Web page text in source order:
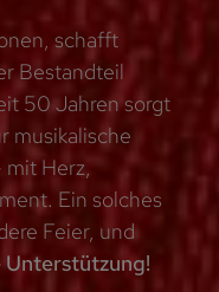
schafft
Bestandteil
50 Jahren sorgt
musikalische
mit Herz,
Ein solches
Feier, und
Unterstützung!